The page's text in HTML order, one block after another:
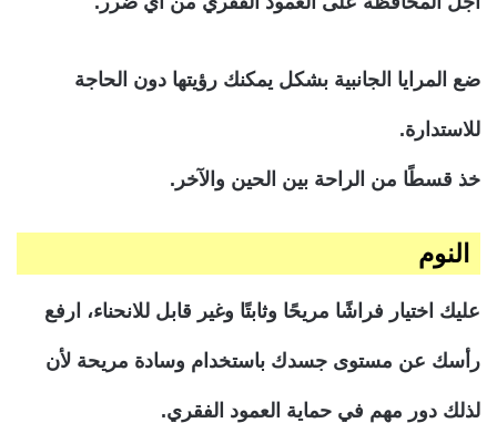
ضع المرايا الجانبية بشكل يمكنك رؤيتها دون الحاجة
للاستدارة.
خذ قسطًا من الراحة بين الحين والآخر.
النوم
عليك اختيار فراشًا مريحًا وثابتًا وغير قابل للانحناء، ارفع
رأسك عن مستوى جسدك باستخدام وسادة مريحة لأن
لذلك دور مهم في حماية العمود الفقري.